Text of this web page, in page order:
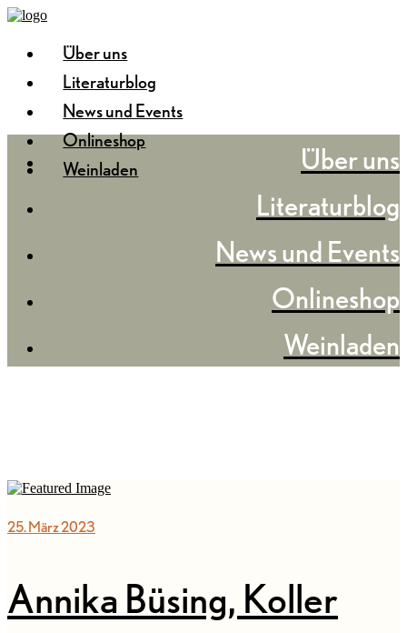
Über uns
Literaturblog
News und Events
Onlineshop
Weinladen
Über uns
Literaturblog
News und Events
Onlineshop
Weinladen
25. März 2023
Annika Büsing, Koller